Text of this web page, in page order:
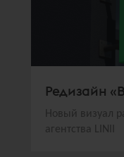
Редизайн
Новый визуал
агентства LINII